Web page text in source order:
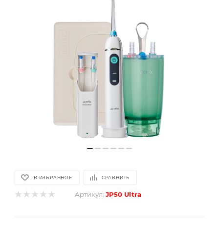
В ИЗБРАННОЕ СРАВНИТЬ
Артикул: JP50 Ultra